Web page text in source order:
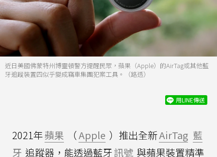
近日美國佛蒙特州博靈頓警方提醒民眾，蘋果（Apple）的AirTag或其他藍
牙追蹤裝置四似乎變成竊車集團犯案工具。（路透）
用LINE傳送
2021年蘋果 （Apple ）推出全新AirTag 藍
牙 追蹤器，能透過藍牙訊號 與蘋果裝置精準